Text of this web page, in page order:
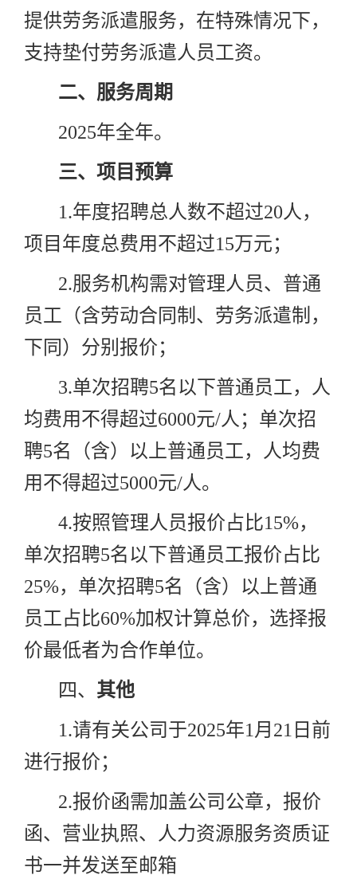
提供劳务派遣服务，在特殊情况下，
支持垫付劳务派遣人员工资。
二、服务周期
2025年全年。
三、项目预算
1.年度招聘总人数不超过20人，
项目年度总费用不超过15万元；
2.服务机构需对管理人员、普通
员工（含劳动合同制、劳务派遣制，
下同）分别报价；
3.单次招聘5名以下普通员工，人
均费用不得超过6000元/人；单次招
聘5名（含）以上普通员工，人均费
用不得超过5000元/人。
4.按照管理人员报价占比15%，
单次招聘5名以下普通员工报价占比
25%，单次招聘5名（含）以上普通
员工占比60%加权计算总价，选择报
价最低者为合作单位。
四、 其他
1.请有关公司于2025年1 月 21 日前
进行报价；
2.报价函需加盖公司公章，报价
函、营业执照、人力资源服务资质证
书一并发送至邮箱